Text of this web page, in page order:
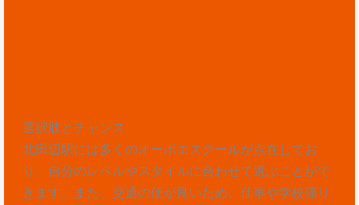
選択肢とチャンス
北田辺駅には多くのオーボエスクールが点在してお
り、自分のレベルやスタイルに合わせて選ぶことがで
きます。また、交通の便が良いため、仕事や学校帰り